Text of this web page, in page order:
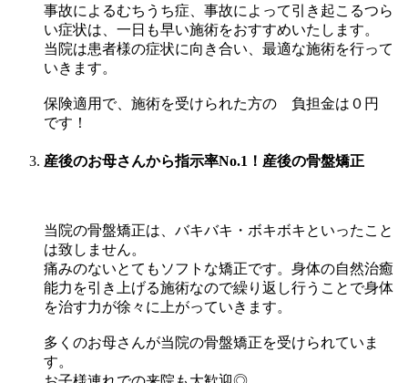
事故によるむちうち症、事故によって引き起こるつら
い症状は、一日も早い施術をおすすめいたします。
当院は患者様の症状に向き合い、最適な施術を行って
いきます。
保険適用で、施術を受けられた方の 負担金は０円
です！
産後のお母さんから指示率No.1！産後の骨盤矯正
当院の骨盤矯正は、バキバキ・ボキボキといったこと
は致しません。
痛みのないとてもソフトな矯正です。身体の自然治癒
能力を引き上げる施術なので繰り返し行うことで身体
を治す力が徐々に上がっていきます。
多くのお母さんが当院の骨盤矯正を受けられていま
す。